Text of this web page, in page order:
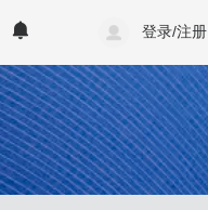
登录/注册